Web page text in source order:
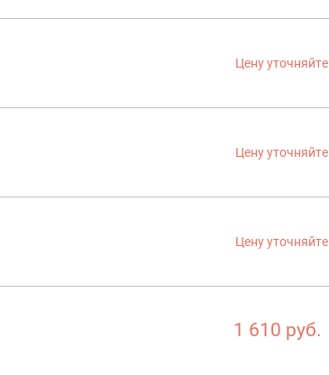
Цену уточняйте
Цену уточняйте
Цену уточняйте
1 610 руб.